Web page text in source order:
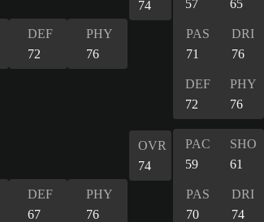
DEF
72
PHY
76
74
57
65
PAS
71
DRI
76
DEF
72
PHY
76
DEF
67
PHY
76
OVR
74
PAC
59
SHO
61
PAS
70
DRI
74